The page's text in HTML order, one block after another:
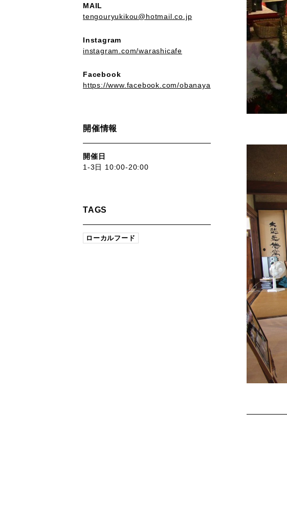
MAIL
tengouryukikou@hotmail.co.jp
Instagram
instagram.com/warashicafe
Facebook
https://www.facebook.com/obanaya
開催情報
開催日
1-3日 10:00-20:00
TAGS
ローカルフード